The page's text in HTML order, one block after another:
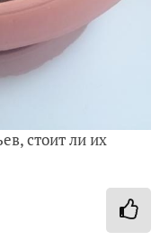
стоит ли их